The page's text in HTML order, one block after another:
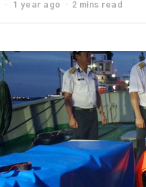
1 year ago 2 mins read